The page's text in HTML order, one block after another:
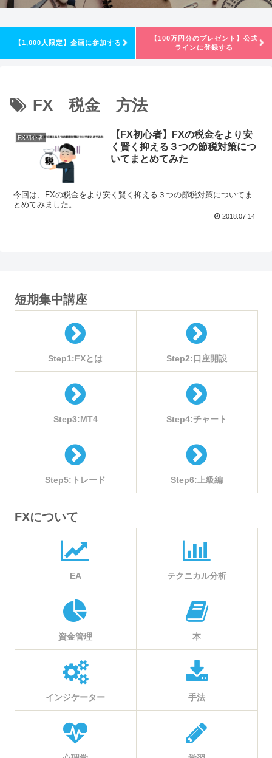
【1,000人限定】企画に参加する
【100万円分のプレゼント】公式
ラインに登録する
FX 税金 方法
FX初心者
【FX初心者】FXの税金をより安
く賢く抑える３つの節税対策につ
いてまとめてみた
今回は、FXの税金をより安く賢く抑える３つの節税対策についてま
とめてみました。
2018.07.14
短期集中講座
Step1:FXとは Step2:口座開設
Step3:MT4 Step4:チャート
Step5:トレード Step6:上級編
FXについて
EA テクニカル分析
資金管理 本
インジケーター 手法